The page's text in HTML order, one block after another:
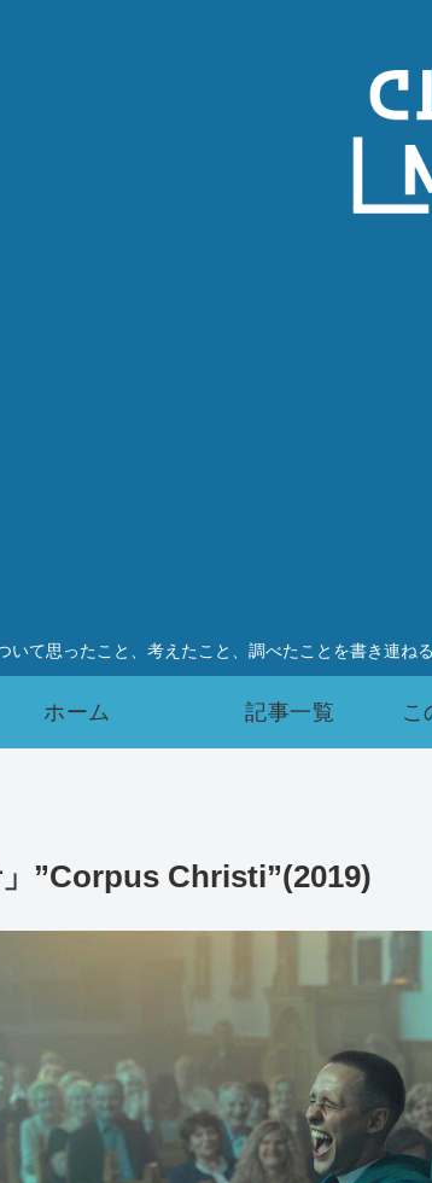
いて思ったこと、考えたこと、調べたことを書き連ね
ホーム 記事一覧 こ
」”Corpus Christi”(2019)